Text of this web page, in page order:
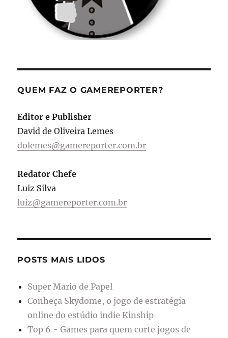
QUEM FAZ O GAMEREPORTER?
Editor e Publisher
David de Oliveira Lemes
dolemes@gamereporter.com.br
Redator Chefe
Luiz Silva
luiz@gamereporter.com.br
POSTS MAIS LIDOS
Super Mario de Papel
Conheça Skydome, o jogo de estratégia
online do estúdio indie Kinship
Top 6 - Games para quem curte jogos de